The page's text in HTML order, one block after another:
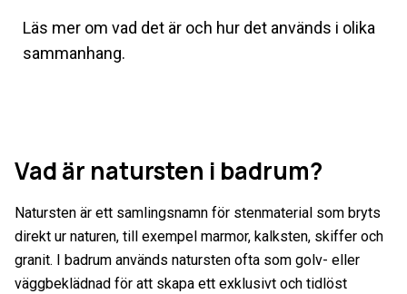
Läs mer om vad det är och hur det används i olika
sammanhang.
Vad är natursten i badrum?
Natursten är ett samlingsnamn för stenmaterial som bryts
direkt ur naturen, till exempel marmor, kalksten, skiffer och
granit. I badrum används natursten ofta som golv- eller
väggbeklädnad för att skapa ett exklusivt och tidlöst